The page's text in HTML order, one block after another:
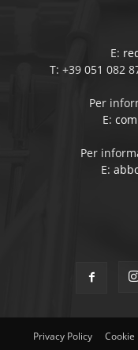
E:
T: +39 051 082
Per
E:
Per
E:
Privacy Policy Cookie